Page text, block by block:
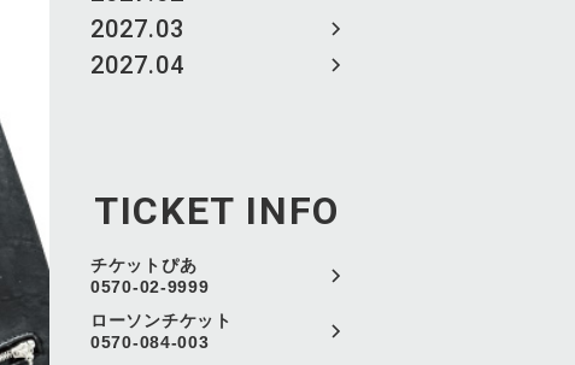
2027.03
2027.04
TICKET INFO
チケットぴあ
0570-02-9999
ローソンチケット
0570-084-003